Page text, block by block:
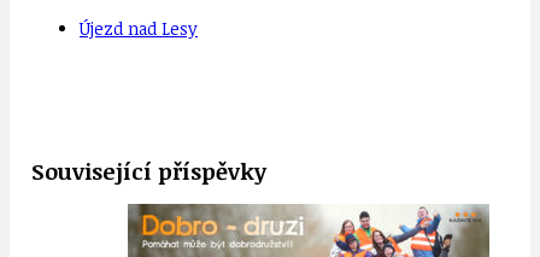
Újezd nad Lesy
Související příspěvky